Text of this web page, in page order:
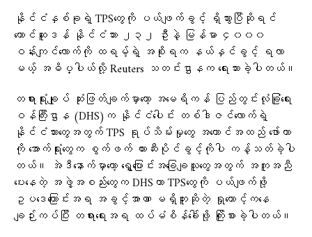
နိုင်ငံနှစ်ခုရဲ့ TPSတွေကို ပယ်ဖျက်ခွင့် ရှိသွားပြီဆိုရင်
တောင်ဆူဒန် နိုင်ငံသား ၂၃၂ ဦးနဲ့ မြန်မာ ၄၀၀၀
ဝန်းကျင်လောက်ကို ထရမ့်ရဲ့ အစိုးရက နယ်နှင်ခွင့် ရလာ
မယ့် အဓိပ္ပါယ်လို့ Reuters သတင်းဌာနက ရေးသားခဲ့ပါတယ်။
တရားရုံးချုပ် ဆုံးဖြတ်ချက်မှာတော့ အမေရိကန် ပြည်တွင်းလုံခြုံရေး
ဝန်ကြီးဌာန (DHS)က နိုင်ငံပေါင်း တစ်ဒါဇင်လောက်ရဲ့
နိုင်ငံသားတွေအတွက် TPS ရုပ်သိမ်းမှုတွေ အကောင်အထည် ဖော်တာ
ကို အောက်ရုံးတွေက စွက်ဖက် တားဆီးပိုင်ခွင့်ကိုပါ ကန့်သတ်ခဲ့ပါ
တယ်။ အဲဒီနောက်မှာတော့ ရွှေ့ပြောင်းအခြေချသူတွေအတွက် အကူအညီ
ပေးနေတဲ့ အဖွဲ့အစည်းတွေက DHSဟာ TPSတွေကို ပယ်ဖျက်ဖို့
ဥပဒေကြောင်းအရ အခွင့်အာဏာ မရှိဘူးဆိုတဲ့ ရှုထောင့်ကနေ
ချဉ်းကပ်ပြီး တရားရေးအရ ထပ်မံစိန်ခေါ်ဖို့ ကြိုးစားခဲ့ပါတယ်။